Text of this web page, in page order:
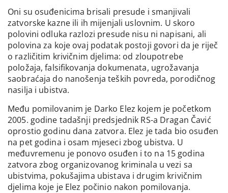
Oni su osuđenicima brisali presude i smanjivali
zatvorske kazne ili ih mijenjali uslovnim. U skoro
polovini odluka razlozi presude nisu ni napisani, ali
polovina za koje ovaj podatak postoji govori da je riječ
o različitim krivičnim djelima: od zloupotrebe
položaja, falsifikovanja dokumenata, ugrožavanja
saobraćaja do nanošenja teških povreda, porodičnog
nasilja i ubistva.
Među pomilovanim je Darko Elez kojem je početkom
2005. godine tadašnji predsjednik RS-a Dragan Čavić
oprostio godinu dana zatvora. Elez je tada bio osuđen
na pet godina i osam mjeseci zbog ubistva. U
međuvremenu je ponovo osuđen i to na 15 godina
zatvora zbog organizovanog kriminala u vezi sa
ubistvima, pokušajima ubistava i drugim krivičnim
djelima koje je Elez počinio nakon pomilovanja.